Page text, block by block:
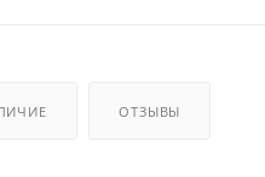
ОТЗЫВЫ